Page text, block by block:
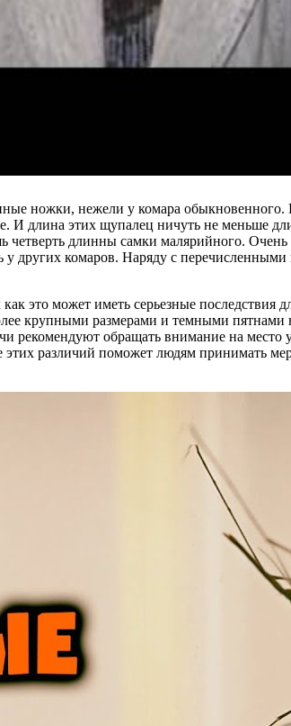
ножки, нежели у комара обыкновенного.
длина этих щупалец ничуть не меньше
длинны самки малярийного. Очень
других комаров. Наряду с
это может иметь серьезные последствия
крупными размерами и темными
рекомендуют обращать внимание на
различий поможет людям принимать